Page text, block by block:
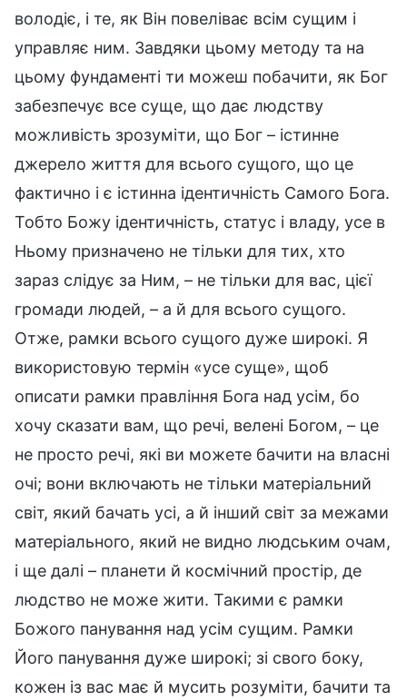
володіє, і те, як Він повеліває всім сущим і
управляє ним. Завдяки цьому методу та на
цьому фундаменті ти можеш побачити, як Бог
забезпечує все суще, що дає людству
можливість зрозуміти, що Бог – істинне
джерело життя для всього сущого, що це
фактично і є істинна ідентичність Самого Бога.
Тобто Божу ідентичність, статус і владу, усе в
Ньому призначено не тільки для тих, хто
зараз слідує за Ним, – не тільки для вас, цієї
громади людей, – а й для всього сущого.
Отже, рамки всього сущого дуже широкі. Я
використовую термін «усе суще», щоб
описати рамки правління Бога над усім, бо
хочу сказати вам, що речі, велені Богом, – це
не просто речі, які ви можете бачити на власні
очі; вони включають не тільки матеріальний
світ, який бачать усі, а й інший світ за межами
матеріального, який не видно людським очам,
і ще далі – планети й космічний простір, де
людство не може жити. Такими є рамки
Божого панування над усім сущим. Рамки
Його панування дуже широкі; зі свого боку,
кожен із вас має й мусить розуміти, бачити та